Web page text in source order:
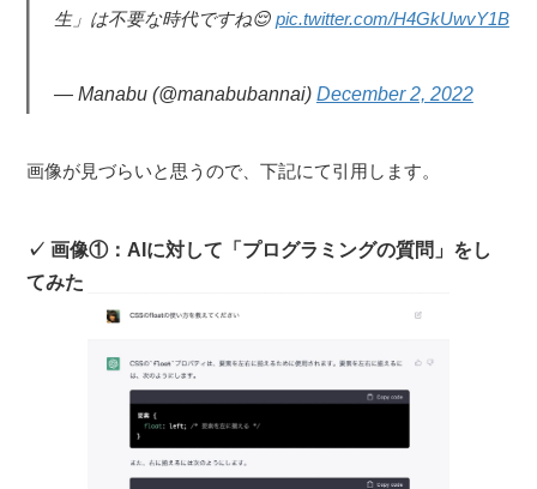
生」は不要な時代ですね😌 pic.twitter.com/H4GkUwvY1B
— Manabu (@manabubannai) December 2, 2022
画像が見づらいと思うので、下記にて引用します。
画像①：AIに対して「プログラミングの質問」をし
てみた